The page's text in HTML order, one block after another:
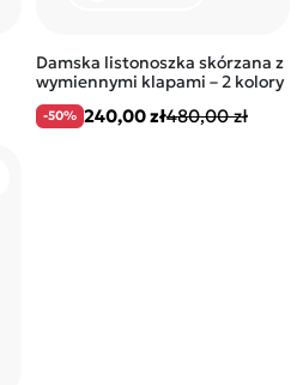
Damska listonoszka skórzana z
wymiennymi klapami – 2 kolory
-50% 240,00 zł480,00 zł